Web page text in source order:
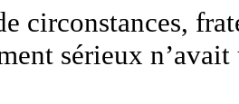
circonstances,
sérieux